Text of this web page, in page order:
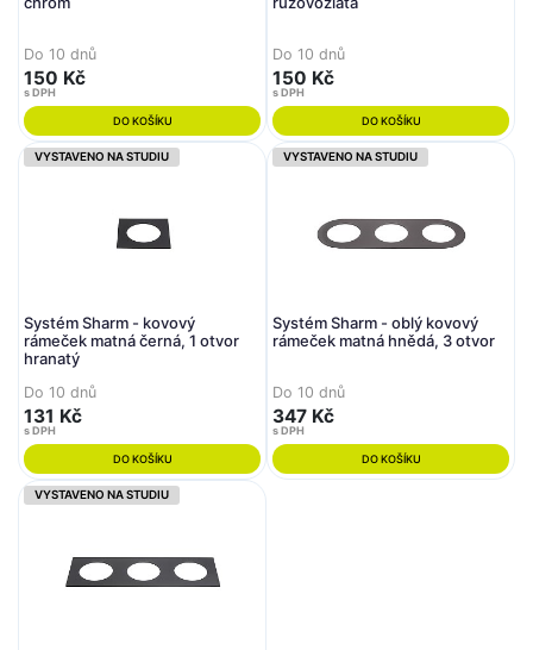
Do 10 dnů
150 Kč
s DPH
DO KOŠÍKU
Do 10 dnů
150 Kč
s DPH
DO KOŠÍKU
VYSTAVENO NA STUDIU
Systém Sharm - kovový
rámeček matná černá, 1 otvor
hranatý
Do 10 dnů
131 Kč
s DPH
DO KOŠÍKU
VYSTAVENO NA STUDIU
Systém Sharm - oblý kovový
rámeček matná hnědá, 3 otvor
Do 10 dnů
347 Kč
s DPH
DO KOŠÍKU
VYSTAVENO NA STUDIU